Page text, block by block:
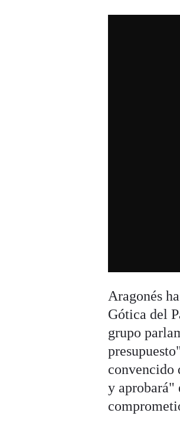
Aragonés
Gótica del
grupo
convencido
y aprobará"